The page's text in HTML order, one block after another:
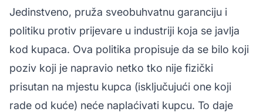
Jedinstveno, pruža sveobuhvatnu garanciju i
politiku protiv prijevare u industriji koja se javlja
kod kupaca. Ova politika propisuje da se bilo koji
poziv koji je napravio netko tko nije fizički
prisutan na mjestu kupca (isključujući one koji
rade od kuće) neće naplaćivati kupcu. To daje